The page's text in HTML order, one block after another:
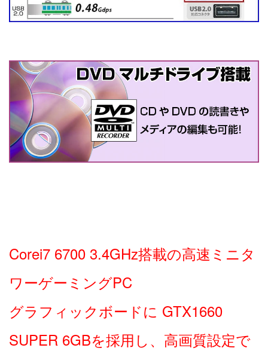
Corei7 6700 3.4GHz搭載の高速ミニタ
ワーゲーミングPC
グラフィックボードに GTX1660
SUPER 6GBを採用し、高画質設定で